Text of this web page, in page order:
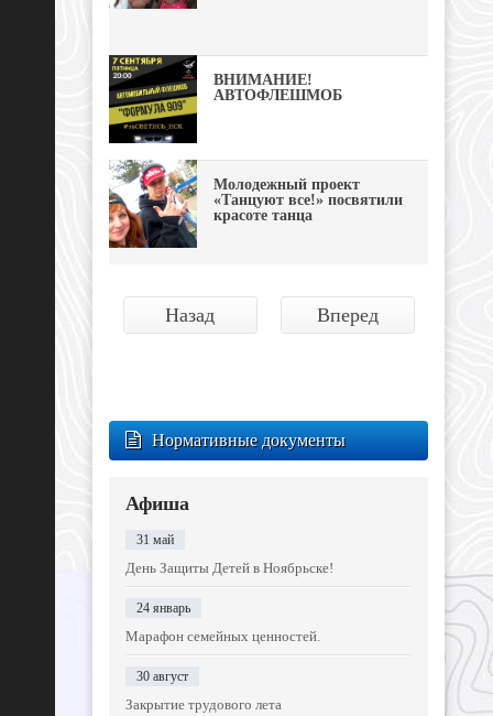
ВНИМАНИЕ!
АВТОФЛЕШМОБ
Молодежный проект
«Танцуют все!» посвятили
красоте танца
Назад Вперед
Нормативные документы
Афиша
31 май
День Защиты Детей в Ноябрьске!
24 январь
Марафон семейных ценностей.
30 август
Закрытие трудового лета